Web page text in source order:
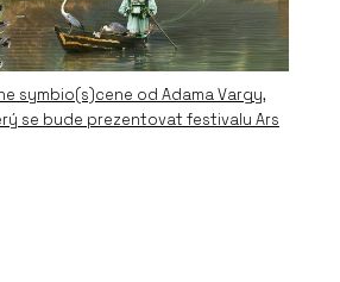
symbio(s)cene od Adama Vargy,
se bude prezentovat festivalu Ars